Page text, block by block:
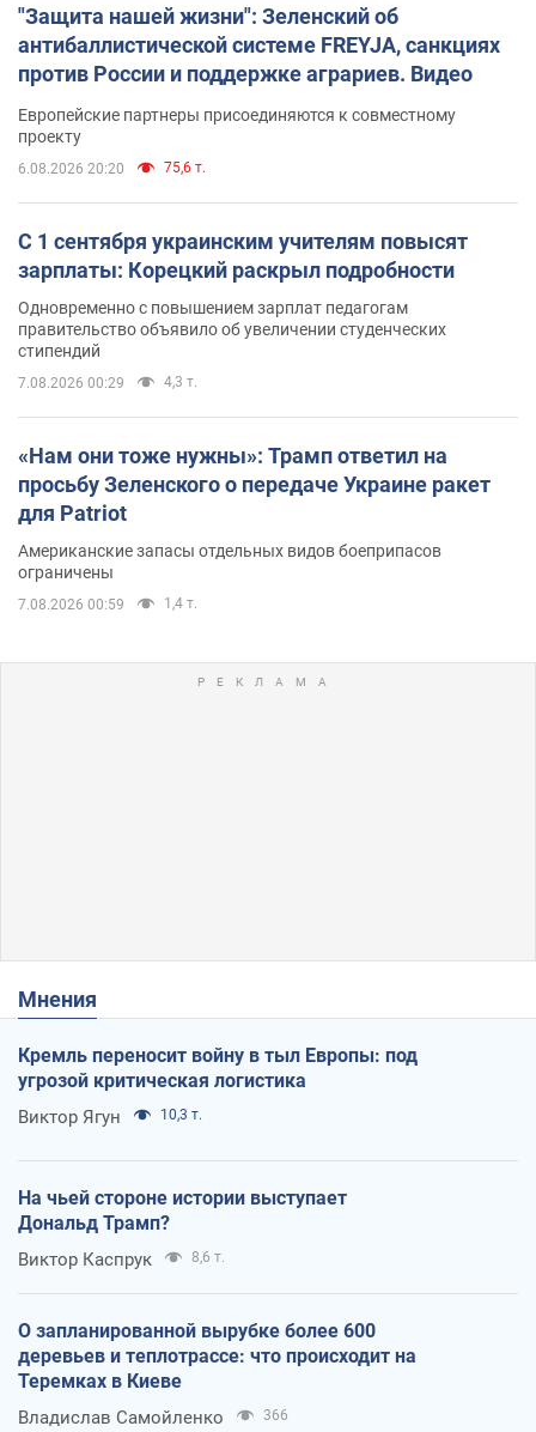
"Защита нашей жизни": Зеленский об
антибаллистической системе FREYJA, санкциях
против России и поддержке аграриев. Видео
Европейские партнеры присоединяются к совместному
проекту
6.08.2026 20:20 75,6 т.
С 1 сентября украинским учителям повысят
зарплаты: Корецкий раскрыл подробности
Одновременно с повышением зарплат педагогам
правительство объявило об увеличении студенческих
стипендий
7.08.2026 00:29 4,3 т.
«Нам они тоже нужны»: Трамп ответил на
просьбу Зеленского о передаче Украине ракет
для Patriot
Американские запасы отдельных видов боеприпасов
ограничены
7.08.2026 00:59 1,4 т.
Мнения
Кремль переносит войну в тыл Европы: под
угрозой критическая логистика
Виктор Ягун 10,3 т.
На чьей стороне истории выступает
Дональд Трамп?
Виктор Каспрук 8,6 т.
О запланированной вырубке более 600
деревьев и теплотрассе: что происходит на
Теремках в Киеве
Владислав Самойленко 366